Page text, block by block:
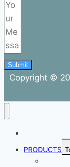
Submit
Copyright ©
PRODUCTS